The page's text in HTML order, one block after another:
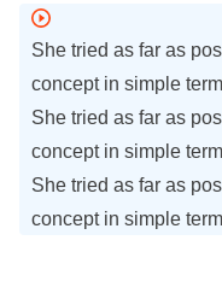
She tried as far as
concept in simple
She tried as far as
concept in simple
She tried as far as
concept in simple